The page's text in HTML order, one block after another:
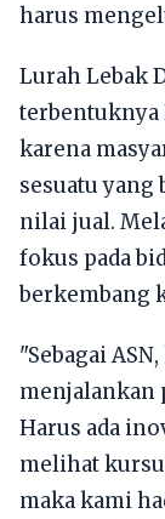
harus
Lurah Lebak
karena
sesuatu
nilai jual.
fokus pada
berkembang
"Sebagai
menjalankan
Harus ada
melihat
maka kami